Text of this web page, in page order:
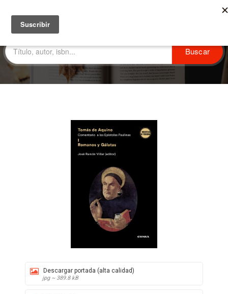
Descargar portada (alta calidad)
jpg ~ 389.8 kB